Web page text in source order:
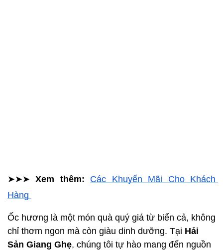
➤➤➤ Xem thêm: Các Khuyến Mãi Cho Khách
Hàng
Ốc hương là một món quà quý giá từ biển cả, không
chỉ thơm ngon mà còn giàu dinh dưỡng. Tại Hải
Sản Giang Ghẹ